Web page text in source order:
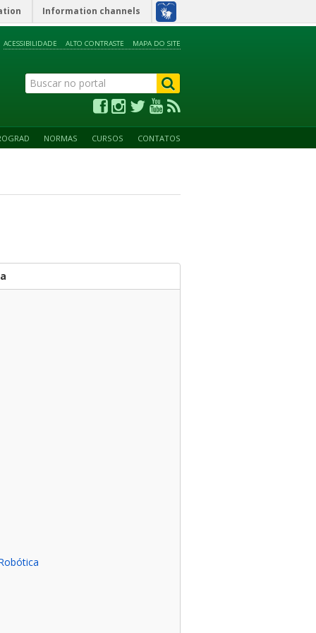
Information channels
ACESSIBILIDADE ALTO CONTRASTE MAPA DO SITE
NORMAS CURSOS CONTATOS